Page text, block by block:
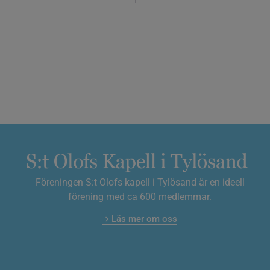
Föreningen S:t Olofs kapell i Tylösand är en ideell
förening med ca 600 medlemmar.
Läs mer om oss